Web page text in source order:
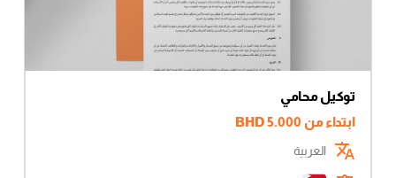
توكيل محامي
ابتداء من 5.000
BHD
العربية